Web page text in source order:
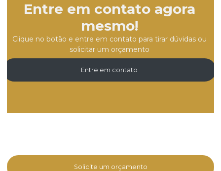
Entre em contato agora
mesmo!
Clique no botão e entre em contato para tirar dúvidas ou
solicitar um orçamento
Entre em contato
Solicite um orçamento